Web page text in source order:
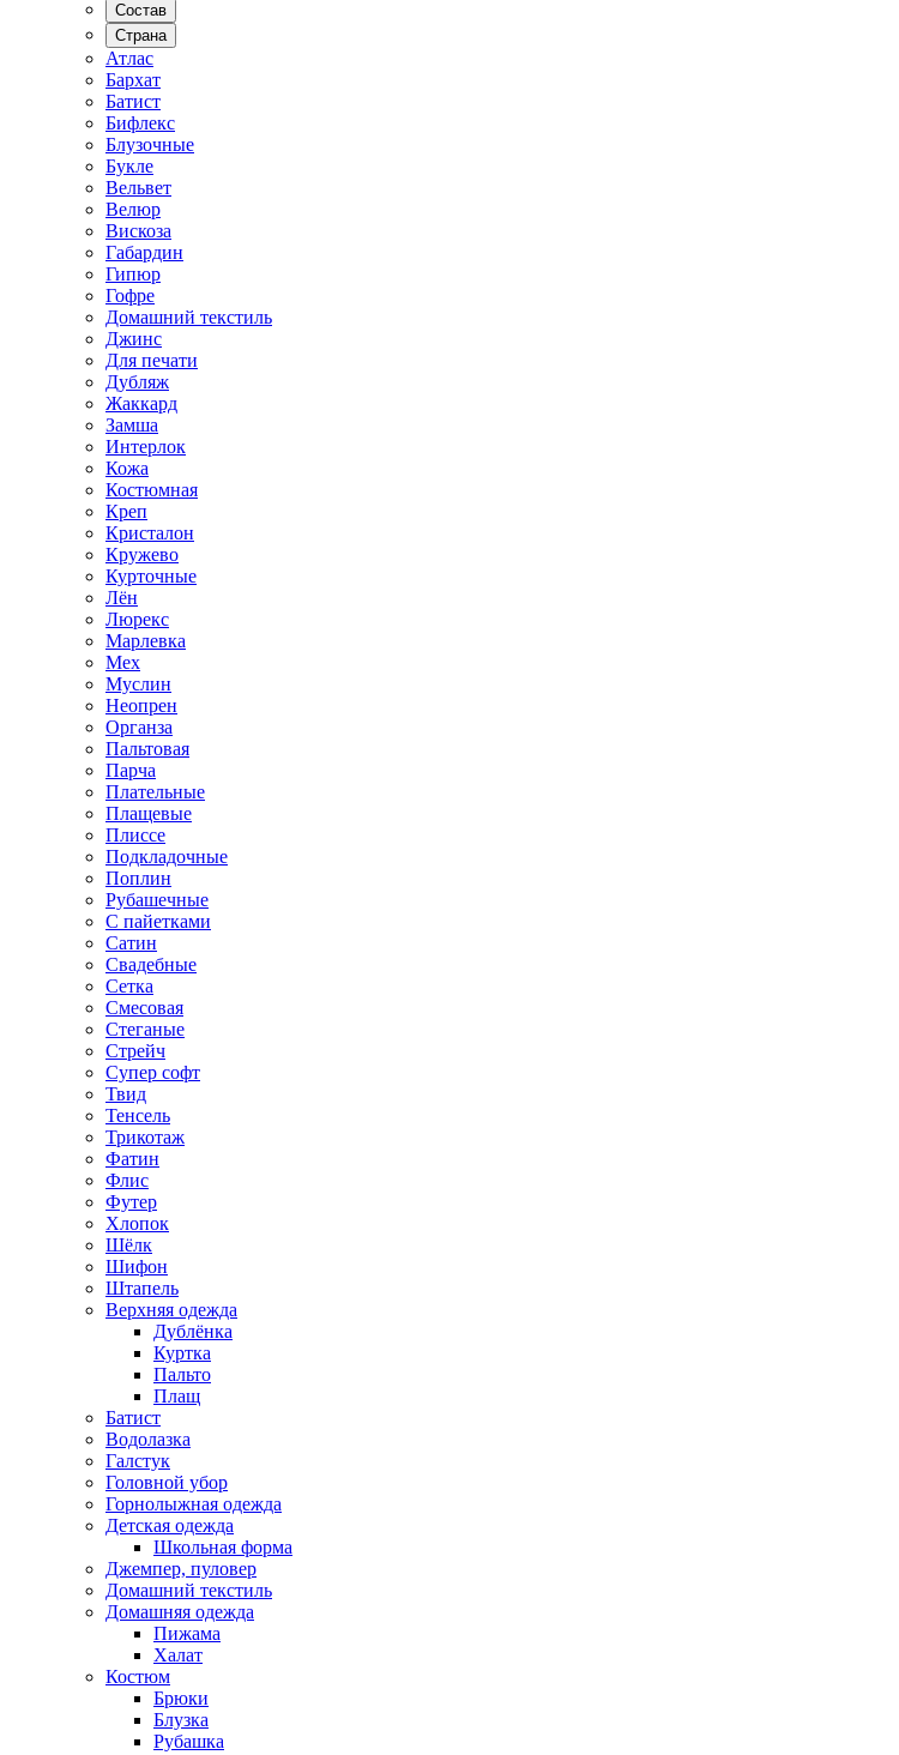
Состав
Страна
Атлас
Бархат
Батист
Бифлекс
Блузочные
Букле
Вельвет
Велюр
Вискоза
Габардин
Гипюр
Гофре
Домашний текстиль
Джинс
Для печати
Дубляж
Жаккард
Замша
Интерлок
Кожа
Костюмная
Креп
Кристалон
Кружево
Курточные
Лён
Люрекс
Марлевка
Мех
Муслин
Неопрен
Органза
Пальтовая
Парча
Плательные
Плащевые
Плиссе
Подкладочные
Поплин
Рубашечные
С пайетками
Сатин
Свадебные
Сетка
Смесовая
Стеганые
Стрейч
Супер софт
Твид
Тенсель
Трикотаж
Фатин
Флис
Футер
Хлопок
Шёлк
Шифон
Штапель
Верхняя одежда
Дублёнка
Куртка
Пальто
Плащ
Батист
Водолазка
Галстук
Головной убор
Горнолыжная одежда
Детская одежда
Школьная форма
Джемпер, пуловер
Домашний текстиль
Домашняя одежда
Пижама
Халат
Костюм
Брюки
Блузка
Рубашка